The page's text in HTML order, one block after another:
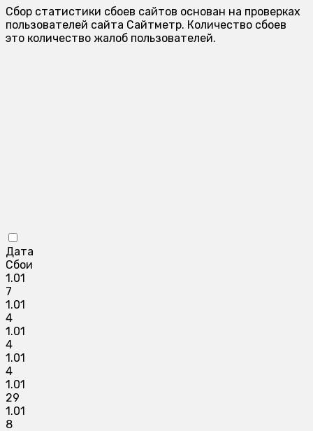
Сбор статистики сбоев сайтов основан на проверках
пользователей сайта Сайтметр. Количество сбоев
это количество жалоб пользователей.
Дата
Сбои
1.01
7
1.01
4
1.01
4
1.01
4
1.01
29
1.01
8